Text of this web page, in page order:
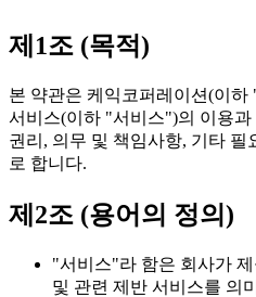
제1조 (목적)
본 약관은 케익코퍼레이션(이
서비스(이하 "서비스")의 이용과
권리, 의무 및 책임사항, 기타 필
로 합니다.
제2조 (용어의 정의)
"서비스"라 함은 회사가
및 관련 제반 서비스를 의